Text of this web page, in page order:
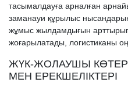
тасымалдауға арналған
заманауи құрылыс
жұмыс жылдамдығын арттырып,
жоғарылатады, логистиканы
ЖҮК-ЖОЛАУШЫ
МЕН ЕРЕКШЕЛІКТЕРІ